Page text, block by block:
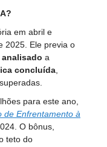
em abril e
2025. Ele previa o
analisado a
concluída
para este ano,
de Enfrentamento à
O bônus,
teto do